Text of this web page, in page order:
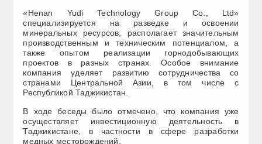
«Henan Yudi Technology Group Co., Ltd»
специализируется на разведке и освоении
минеральных ресурсов, располагает значительным
производственным и техническим потенциалом, а
также опытом реализации горнодобывающих
проектов в разных странах. Особое внимание
компания уделяет развитию сотрудничества со
странами Центральной Азии, в том числе с
Республикой Таджикистан.
В ходе беседы было отмечено, что компания уже
осуществляет инвестиционную деятельность в
Таджикистане, в частности в сфере разработки
медных месторождений.